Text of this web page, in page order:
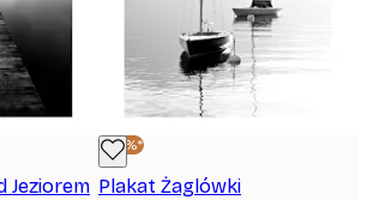
Jeziorem
-30%*
Plakat Żaglówki